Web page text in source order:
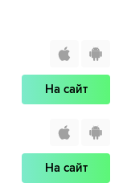
На сайт
На сайт